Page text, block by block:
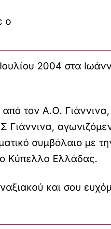
ο
2004 στα
τον Α.Ο.
συμβόλαιο με
Κύπελλο Ελλάδας.
και σου